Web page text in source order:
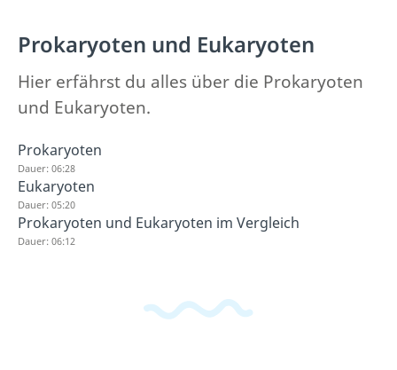
Prokaryoten und Eukaryoten
Hier erfährst du alles über die Prokaryoten
und Eukaryoten.
Prokaryoten
Dauer: 06:28
Eukaryoten
Dauer: 05:20
Prokaryoten und Eukaryoten im Vergleich
Dauer: 06:12